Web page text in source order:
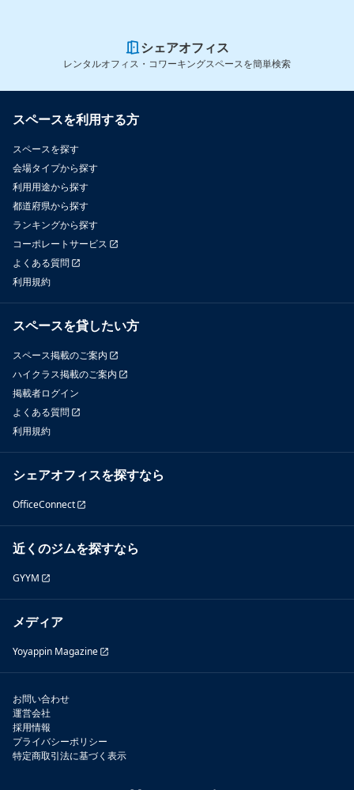
シェアオフィス
レンタルオフィス・コワーキングスペースを簡単検索
スペースを利用する方
スペースを探す
会場タイプから探す
利用用途から探す
都道府県から探す
ランキングから探す
コーポレートサービス
よくある質問
利用規約
スペースを貸したい方
スペース掲載のご案内
ハイクラス掲載のご案内
掲載者ログイン
よくある質問
利用規約
シェアオフィスを探すなら
OfficeConnect
近くのジムを探すなら
GYYM
メディア
Yoyappin Magazine
お問い合わせ
運営会社
採用情報
プライバシーポリシー
特定商取引法に基づく表示